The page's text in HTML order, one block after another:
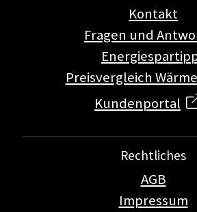
Kontakt
Fragen und
Preisvergleich
Kundenportal
Rechtliches
AGB
Impressum